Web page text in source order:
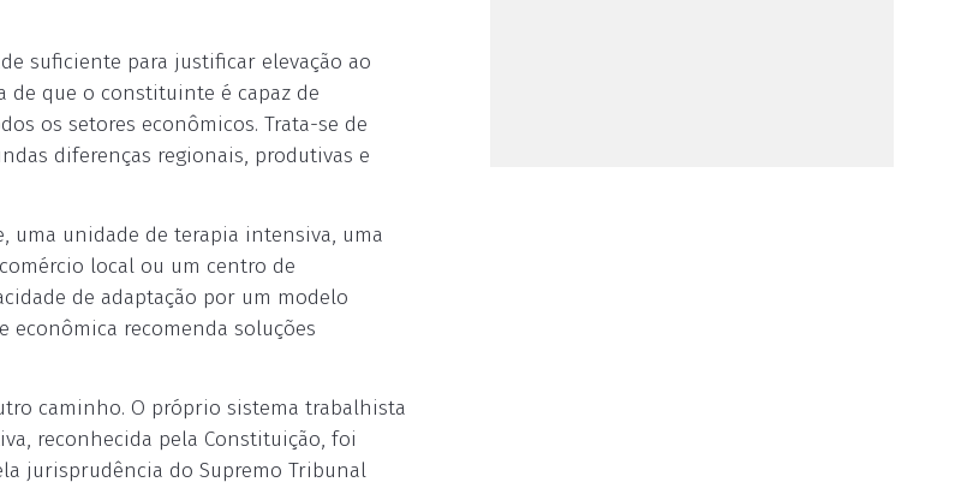
suficiente para justificar elevação ao
de que o constituinte é capaz de
os setores econômicos. Trata-se de
diferenças regionais, produtivas e
uma unidade de terapia intensiva, uma
local ou um centro de
de adaptação por um modelo
recomenda soluções
caminho. O próprio sistema trabalhista
reconhecida pela Constituição, foi
jurisprudência do Supremo Tribunal